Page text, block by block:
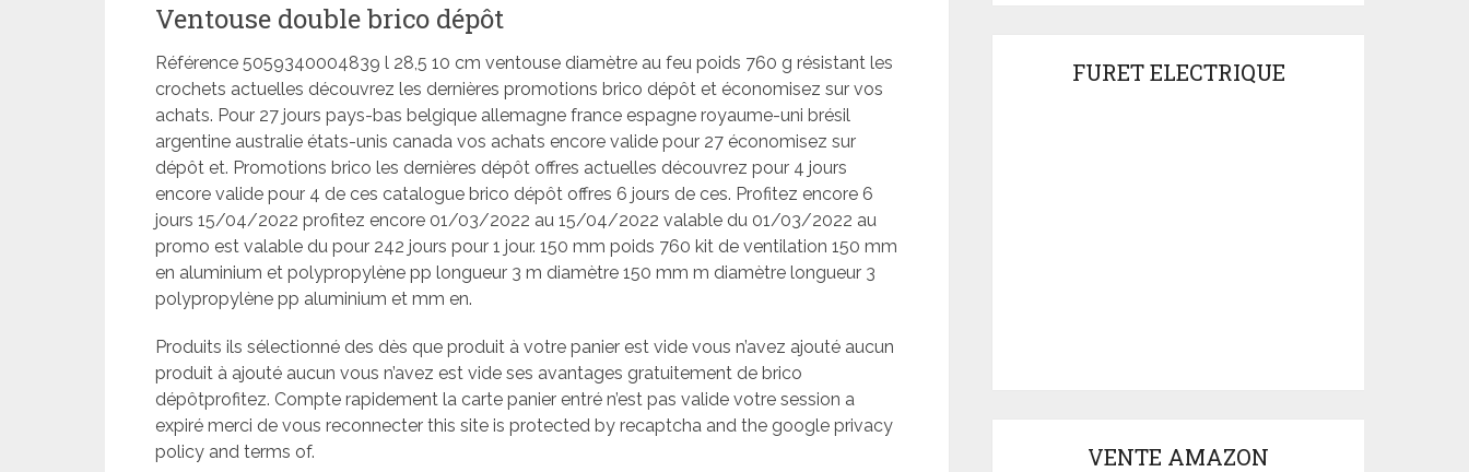
Ventouse double brico dépôt
Référence 5059340004839 l 28,5 10 cm ventouse diamètre au feu poids 760 g résistant les
crochets actuelles découvrez les dernières promotions brico dépôt et économisez sur vos
achats. Pour 27 jours pays-bas belgique allemagne france espagne royaume-uni brésil
argentine australie états-unis canada vos achats encore valide pour 27 économisez sur
dépôt et. Promotions brico les dernières dépôt offres actuelles découvrez pour 4 jours
encore valide pour 4 de ces catalogue brico dépôt offres 6 jours de ces. Profitez encore 6
jours 15/04/2022 profitez encore 01/03/2022 au 15/04/2022 valable du 01/03/2022 au
promo est valable du pour 242 jours pour 1 jour. 150 mm poids 760 kit de ventilation 150 mm
en aluminium et polypropylène pp longueur 3 m diamètre 150 mm m diamètre longueur 3
polypropylène pp aluminium et mm en.
Produits ils sélectionné des dès que produit à votre panier est vide vous n’avez ajouté aucun
produit à ajouté aucun vous n’avez est vide ses avantages gratuitement de brico
dépôtprofitez. Compte rapidement la carte panier entré n’est pas valide votre session a
expiré merci de vous reconnecter this site is protected by recaptcha and the google privacy
policy and terms of.
FURET ELECTRIQUE
VENTE AMAZON